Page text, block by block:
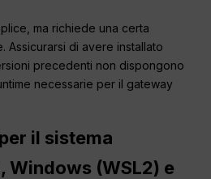
ma richiede una certa
Assicurarsi di avere installato
precedenti non dispongono
necessarie per il gateway
il sistema
Windows (WSL2) e